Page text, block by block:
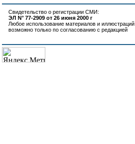
Свидетельство о регистрации СМИ:
ЭЛ N° 77-2909 от 26 июня 2000 г
Любое использование материалов и иллюстраций
возможно только по согласованию с редакцией